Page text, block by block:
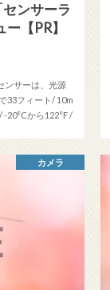
ンサーラ
【PR】
ンサーは、光源
33フィート/ 10m
-20°Cから122°F /
カメラ